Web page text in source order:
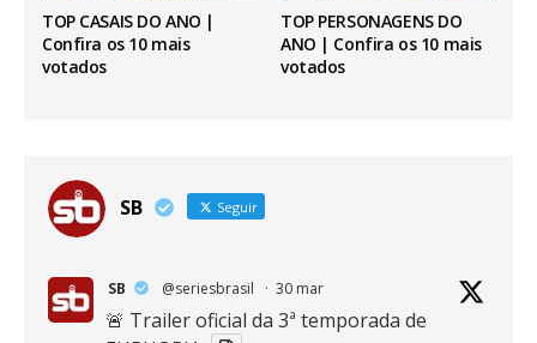
TOP CASAIS DO ANO |
Confira os 10 mais
votados
TOP PERSONAGENS DO
ANO | Confira os 10 mais
votados
SB Seguir
SB @seriesbrasil · 30 mar
🚨 Trailer oficial da 3ª temporada de